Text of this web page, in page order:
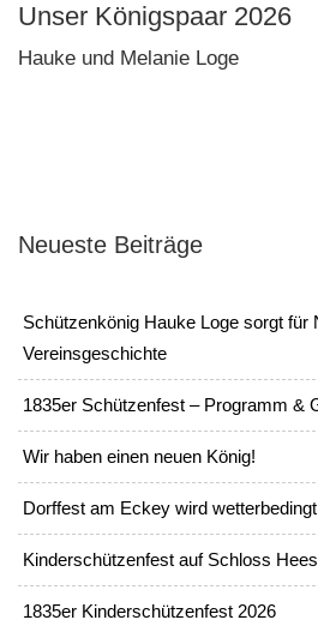
Unser Königspaar 2026
Hauke und Melanie Loge
Neueste Beiträge
Schützenkönig Hauke Loge sorgt für
Vereinsgeschichte
1835er Schützenfest – Programm &
Wir haben einen neuen König!
Dorffest am Eckey wird
Kinderschützenfest auf Schloss
1835er Kinderschützenfest 2026